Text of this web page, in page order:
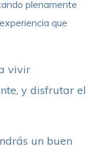
plenamente
que
vivir
y disfrutar el
un buen